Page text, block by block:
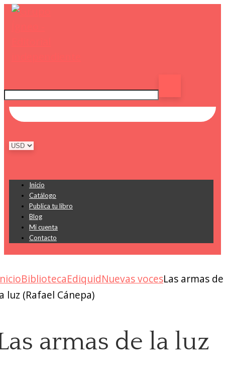
Inicio
Catálogo
Publica tu libro
Blog
Mi cuenta
Contacto
BibliotecaEdiquidNuevas vocesLas armas de
luz (Rafael Cánepa)
armas de la luz